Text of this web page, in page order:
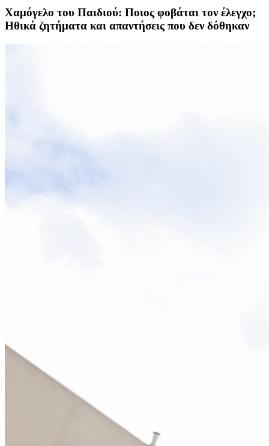
Χαμόγελο του Παιδιού: Ποιoς φοβάται τον έλεγχο;
Ηθικά ζητήματα και απαντήσεις που δεν δόθηκαν